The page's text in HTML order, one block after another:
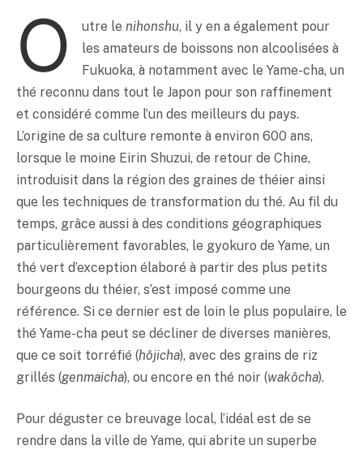
O utre le nihonshu, il y en a également pour
les amateurs de boissons non alcoolisées à
Fukuoka, à notamment avec le Yame-cha, un
thé reconnu dans tout le Japon pour son raffinement
et considéré comme l’un des meilleurs du pays.
L’origine de sa culture remonte à environ 600 ans,
lorsque le moine Eirin Shuzui, de retour de Chine,
introduisit dans la région des graines de théier ainsi
que les techniques de transformation du thé. Au fil du
temps, grâce aussi à des conditions géographiques
particulièrement favorables, le gyokuro de Yame, un
thé vert d’exception élaboré à partir des plus petits
bourgeons du théier, s’est imposé comme une
référence. Si ce dernier est de loin le plus populaire, le
thé Yame-cha peut se décliner de diverses manières,
que ce soit torréfié (hôjicha), avec des grains de riz
grillés (genmaicha), ou encore en thé noir (wakôcha).
Pour déguster ce breuvage local, l’idéal est de se
rendre dans la ville de Yame, qui abrite un superbe